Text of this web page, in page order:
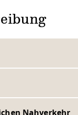
Nahverkehr